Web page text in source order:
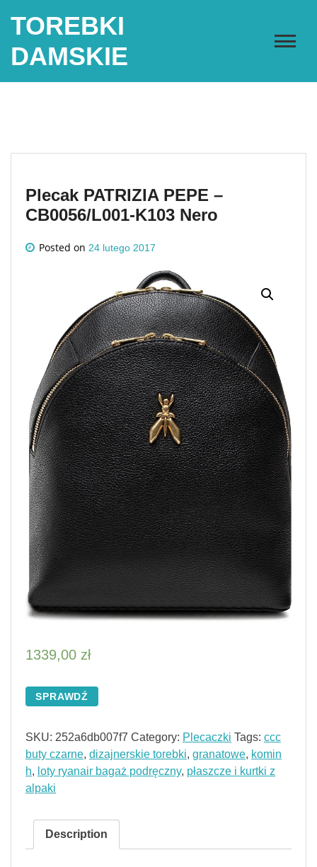
TOREBKI
DAMSKIE
Plecak PATRIZIA PEPE –
CB0056/L001-K103 Nero
Posted on 24 lutego 2017
1339,00 zł
SPRAWDŹ
SKU: 252a6db007f7 Category: Plecaczki Tags: ccc
buty czarne, dizajnerskie torebki, granatowe, komin
h, loty ryanair bagaż podręczny, płaszcze i kurtki z
alpaki
Description